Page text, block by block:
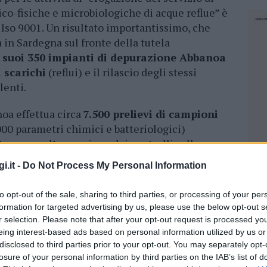
- Do Not Process My Personal Information
opt-out of the sale, sharing to third parties, or processing of your
for targeted advertising by us, please use the below opt-out
selection. Please note that after your opt-out request is processed
interest-based ads based on personal information utilized by us
to third parties prior to your opt-out. You may separately
of your personal information by third parties on the IAB’s list of
fisiche e microbiologiche di acque reflue” è
9001. Un risultato importantissimo, che
Sardegna sul fronte della tutela
suoi 350 impianti di depurazione Abbanoa
(reflui) e il rilascio degli stessi
effettua circa7.500 prelievi di campioni
parametri chimici e batteriologici)
per l’esecuzione dei controlli sulla
Le acque di scarico sono oggetto di
Da qui l’importanza della qualità stessa
Data la scarsità di acqua a disposizione, il
e di conseguenza del riuso, è oggi
gli impianti di depurazione
di una risorsa che possa essere
oggi una strada obbligata. “Nel 2018
fasi di riutilizzo dell’acqua affinata in